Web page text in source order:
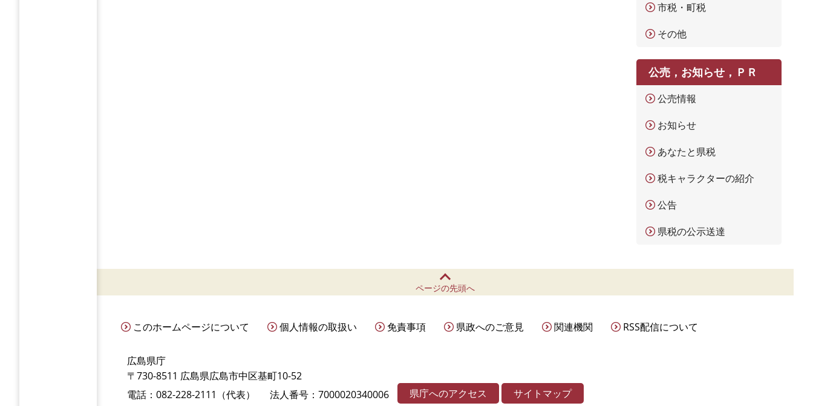
市税・町税
その他
公売，お知らせ，ＰＲ
公売情報
お知らせ
あなたと県税
税キャラクターの紹介
公告
県税の公示送達
ページの先頭へ
このホームページについて 個人情報の取扱い 免責事項 県政へのご意見 関連機関 RSS配信について
広島県庁
〒730-8511 広島県広島市中区基町10-52
電話：082-228-2111（代表）
法人番号：7000020340006 県庁へのアクセス サイトマップ